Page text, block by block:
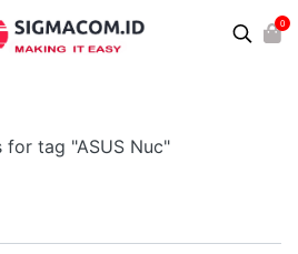
0
for tag "ASUS Nuc"